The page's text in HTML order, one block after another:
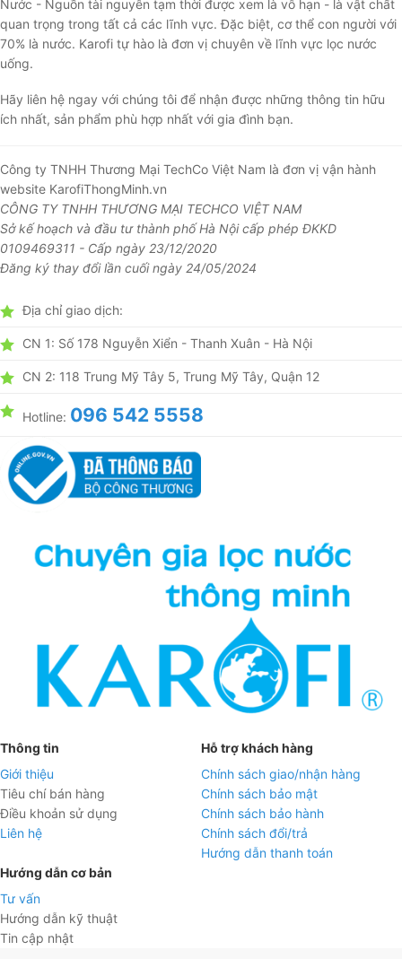
Nước - Nguồn tài nguyên tạm thời được xem là vô hạn - là vật chất
quan trọng trong tất cả các lĩnh vực. Đặc biệt, cơ thể con người với
70% là nước. Karofi tự hào là đơn vị chuyên về lĩnh vực lọc nước
uống.
Hãy liên hệ ngay với chúng tôi để nhận được những thông tin hữu
ích nhất, sản phẩm phù hợp nhất với gia đình bạn.
Công ty TNHH Thương Mại TechCo Việt Nam là đơn vị vận hành
website KarofiThongMinh.vn
CÔNG TY TNHH THƯƠNG MẠI TECHCO VIỆT NAM
Sở kế hoạch và đầu tư thành phố Hà Nội cấp phép ĐKKD
0109469311 - Cấp ngày 23/12/2020
Đăng ký thay đổi lần cuối ngày 24/05/2024
Địa chỉ giao dịch:
CN 1: Số 178 Nguyễn Xiển - Thanh Xuân - Hà Nội
CN 2: 118 Trung Mỹ Tây 5, Trung Mỹ Tây, Quận 12
Hotline: 096 542 5558
Thông tin
Giới thiệu
Tiêu chí bán hàng
Điều khoản sử dụng
Liên hệ
Hỗ trợ khách hàng
Chính sách giao/nhận hàng
Chính sách bảo mật
Chính sách bảo hành
Chính sách đổi/trả
Hướng dẫn thanh toán
Hướng dẫn cơ bản
Tư vấn
Hướng dẫn kỹ thuật
Tin cập nhật